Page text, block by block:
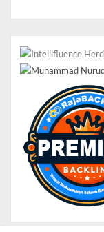
kak Harris saat
mengenai Sinar